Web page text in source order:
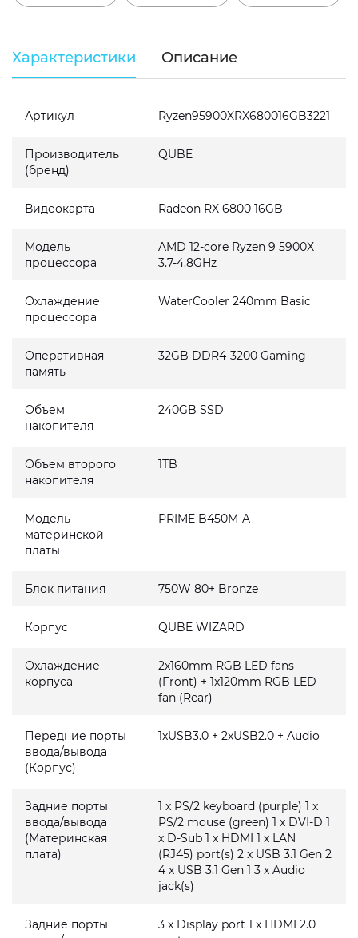
Характеристики Описание
Артикул Ryzen95900XRX680016GB3221
Производитель
(бренд)
QUBE
Видеокарта Radeon RX 6800 16GB
Модель
процессора
AMD 12-core Ryzen 9 5900X
3.7-4.8GHz
Охлаждение
процессора
WaterCooler 240mm Basic
Оперативная
память
32GB DDR4-3200 Gaming
Объем
накопителя
240GB SSD
Объем второго
накопителя
1TB
Модель
материнской
платы
PRIME B450M-A
Блок питания 750W 80+ Bronze
Корпус QUBE WIZARD
Охлаждение
корпуса
2x160mm RGB LED fans
(Front) + 1x120mm RGB LED
fan (Rear)
Передние порты
ввода/вывода
(Корпус)
1xUSB3.0 + 2xUSB2.0 + Audio
Задние порты
ввода/вывода
(Материнская
плата)
1 x PS/2 keyboard (purple) 1 x
PS/2 mouse (green) 1 x DVI-D 1
x D-Sub 1 x HDMI 1 x LAN
(RJ45) port(s) 2 x USB 3.1 Gen 2
4 x USB 3.1 Gen 1 3 x Audio
jack(s)
Задние порты
3 x Display port 1 x HDMI 2.0